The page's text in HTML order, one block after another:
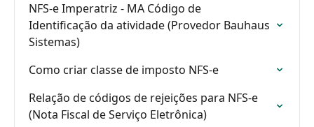
NFS-e Imperatriz - MA Código de
Identificação da atividade (Provedor Bauhaus
Sistemas)
Como criar classe de imposto NFS-e
Relação de códigos de rejeições para NFS-e
(Nota Fiscal de Serviço Eletrônica)